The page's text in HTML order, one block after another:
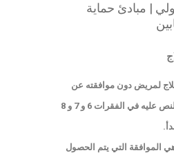
| مبادئ حماية
لمريض دون موافقته عن
علم، باستثناء ما يرد النص عليه في الفقرات 6 و 7 و 8
الموافقة التي يتم الحصول